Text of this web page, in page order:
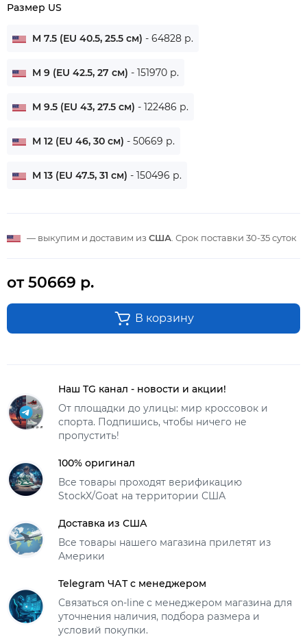
Размер US
M 7.5 (EU 40.5, 25.5 см) - 64828 р.
M 9 (EU 42.5, 27 см) - 151970 р.
M 9.5 (EU 43, 27.5 см) - 122486 р.
M 12 (EU 46, 30 см) - 50669 р.
M 13 (EU 47.5, 31 см) - 150496 р.
— выкупим и доставим из США . Срок поставки 30-35 суток
от 50669 р.
В корзину
Наш TG канал - новости и акции!
От площадки до улицы: мир кроссовок и
спорта. Подпишись, чтобы ничего не
пропустить!
100% оригинал
Все товары проходят верификацию
StockX/Goat на территории США
Доставка из США
Все товары нашего магазина прилетят из
Америки
Telegram ЧАТ с менеджером
Связаться on-line с менеджером магазина для
уточнения наличия, подбора размера и
условий покупки.